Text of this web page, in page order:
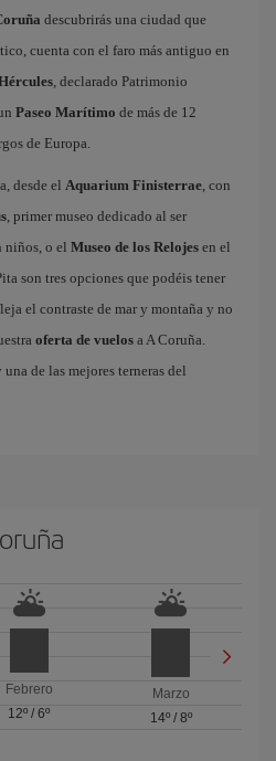
descubrirás una ciudad que
cuenta con el faro más antiguo en
, declarado Patrimonio
Paseo Marítimo de más de 12
de Europa.
desde el Aquarium Finisterrae, con
, primer museo dedicado al ser
niños, o el Museo de los Relojes en el
son tres opciones que podéis tener
el contraste de mar y montaña y no
oferta de vuelos a A Coruña.
de las mejores terneras del
Febrero
12º / 6º
Marzo
14º/ 8º